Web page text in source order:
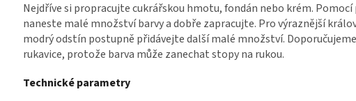
Nejdříve si propracujte cukrářskou hmotu, fondán nebo krém.
naneste malé množství barvy a dobře zapracujte. Pro výraznější
modrý odstín postupně přidávejte další malé množství.
rukavice, protože barva může zanechat stopy na rukou.
Technické parametry